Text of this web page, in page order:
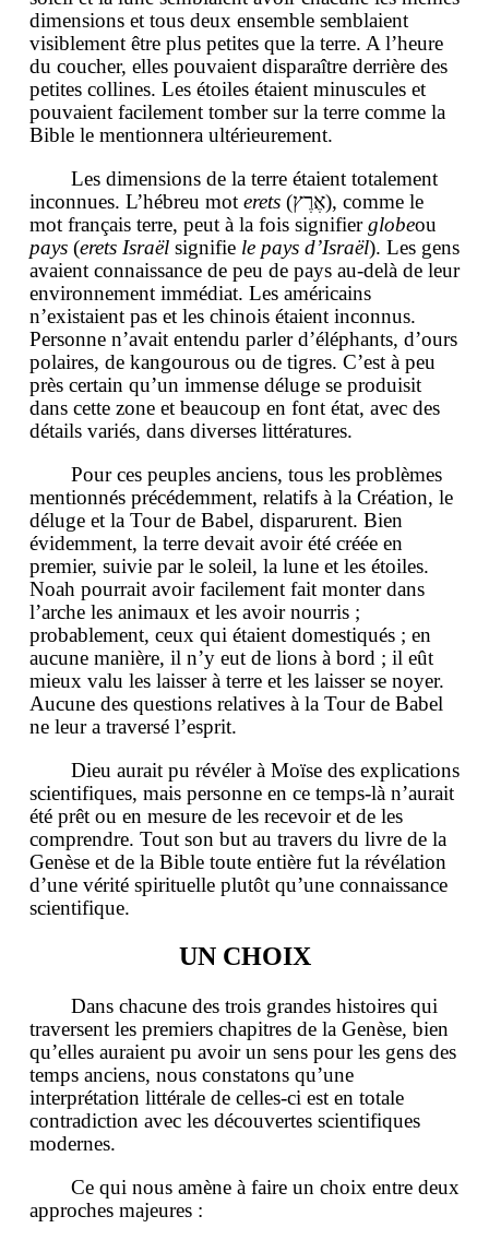
dimensions et tous deux ensemble semblaient
visiblement être plus petites que la terre. A l’heure
du coucher, elles pouvaient disparaître derrière des
petites collines. Les étoiles étaient minuscules et
pouvaient facilement tomber sur la terre comme la
Bible le mentionnera ultérieurement.
Les dimensions de la terre étaient totalement
inconnues. L’hébreu mot erets (אֶרֶץ), comme le
mot français terre, peut à la fois signifierglobeou
pays (erets Israël signifie le pays d’Israël). Les gens
avaient connaissance de peu de pays au-delà de leur
environnement immédiat. Les américains
n’existaient pas et les chinois étaient inconnus.
Personne n’avait entendu parler d’éléphants, d’ours
polaires, de kangourous ou de tigres. C’est à peu
près certain qu’un immense déluge se produisit
dans cette zone et beaucoup en font état, avec des
détails variés, dans diverses littératures.
Pour ces peuples anciens, tous les problèmes
mentionnés précédemment, relatifs à la Création, le
déluge et la Tour de Babel, disparurent. Bien
évidemment, la terre devait avoir été créée en
premier, suivie par le soleil, la lune et les étoiles.
Noah pourrait avoir facilement fait monter dans
l’arche les animaux et les avoir nourris ;
probablement, ceux qui étaient domestiqués ; en
aucune manière, il n’y eut de lions à bord ; il eût
mieux valu les laisser à terre et les laisser se noyer.
Aucune des questions relatives à la Tour de Babel
ne leur a traversé l’esprit.
Dieu aurait pu révéler à Moïse des explications
scientifiques, mais personne en ce temps-là n’aurait
été prêt ou en mesure de les recevoir et de les
comprendre. Tout son but au travers du livre de la
Genèse et de la Bible toute entière fut la révélation
d’une vérité spirituelle plutôt qu’une connaissance
scientifique.
UN CHOIX
Dans chacune des trois grandes histoires qui
traversent les premiers chapitres de la Genèse, bien
qu’elles auraient pu avoir un sens pour les gens des
temps anciens, nous constatons qu’une
interprétation littérale de celles-ci est en totale
contradiction avec les découvertes scientifiques
modernes.
Ce qui nous amène à faire un choix entre deux
approches majeures :